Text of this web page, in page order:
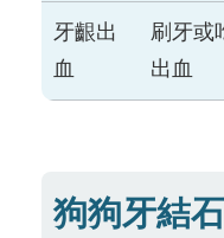
牙齦出
血
刷牙或
出血
狗狗牙結